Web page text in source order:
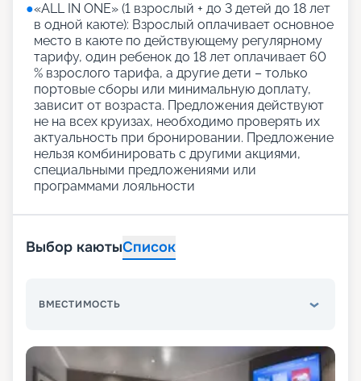
●«АLL IN ONE» (1 взрослый + до 3 детей до 18 лет
в одной каюте): Взрослый оплачивает основное
место в каюте по действующему регулярному
тарифу, один ребенок до 18 лет оплачивает 60
% взрослого тарифа, а другие дети – только
портовые сборы или минимальную доплату,
зависит от возраста. Предложения действуют
не на всех круизах, необходимо проверять их
актуальность при бронировании. Предложение
нельзя комбинировать с другими акциями,
специальными предложениями или
программами лояльности
Выбор каютыСписок
ВМЕСТИМОСТЬ